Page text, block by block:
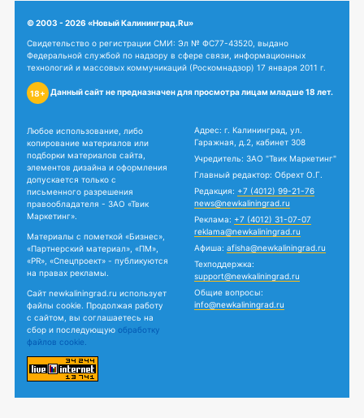
© 2003 - 2026 «Новый Калининград.Ru»
Свидетельство о регистрации СМИ: Эл № ФС77-43520, выдано
Федеральной службой по надзору в сфере связи, информационных
технологий и массовых коммуникаций (Роскомнадзор) 17 января 2011 г.
18+ Данный сайт не предназначен для просмотра лицам младше 18 лет.
Любое использование, либо
копирование материалов или
подборки материалов сайта,
элементов дизайна и оформления
допускается только с
письменного разрешения
правообладателя - ЗАО «Твик
Маркетинг».
Материалы с пометкой «Бизнес»,
«Партнерский материал», «ПМ»,
«PR», «Спецпроект» - публикуются
на правах рекламы.
Сайт newkaliningrad.ru использует
файлы cookie. Продолжая работу
с сайтом, вы соглашаетесь на
сбор и последующую обработку
файлов cookie.
Адрес: г. Калининград, ул.
Гаражная, д.2, кабинет 308
Учредитель: ЗАО "Твик Маркетинг"
Главный редактор: Обрехт О.Г.
Редакция: +7 (4012) 99-21-76
news@newkaliningrad.ru
Реклама: +7 (4012) 31-07-07
reklama@newkaliningrad.ru
Афиша: afisha@newkaliningrad.ru
Техподдержка:
support@newkaliningrad.ru
Общие вопросы:
info@newkaliningrad.ru